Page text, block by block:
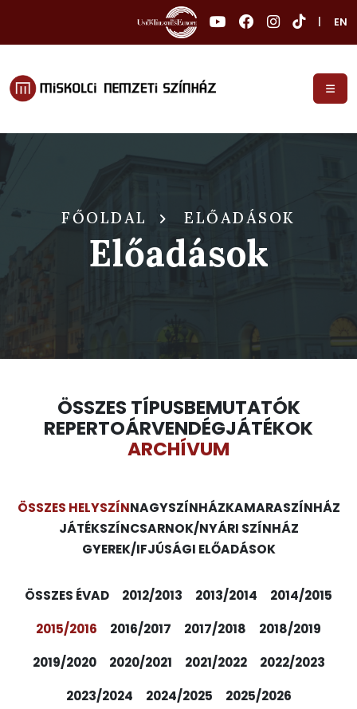
EN
FŐOLDAL ELŐADÁSOK
Előadások
ÖSSZES TÍPUSBEMUTATÓK
REPERTOÁRVENDÉGJÁTÉKOK
ARCHÍVUM
ÖSSZES HELYSZÍNNAGYSZÍNHÁZKAMARASZÍNHÁZ
JÁTÉKSZÍNCSARNOK/NYÁRI SZÍNHÁZ
GYEREK/IFJÚSÁGI ELŐADÁSOK
ÖSSZES ÉVAD 2012/2013 2013/2014
2014/2015
2015/2016
2016/2017 2017/2018
2018/2019
2019/2020
2020/2021 2021/2022
2022/2023
2023/2024
2024/2025 2025/2026